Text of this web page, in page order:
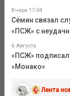
Вчера 17:04
Сёмин связал
«ПСЖ» с
6 Августа
«ПСЖ» подписал
«Монако»
Лента